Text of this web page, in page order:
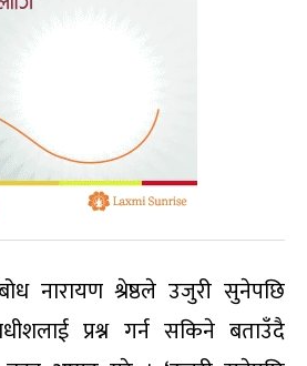
नारायण श्रेष्ठले उजुरी सुनेपछि
प्रश्न गर्न सकिने बताउँदै